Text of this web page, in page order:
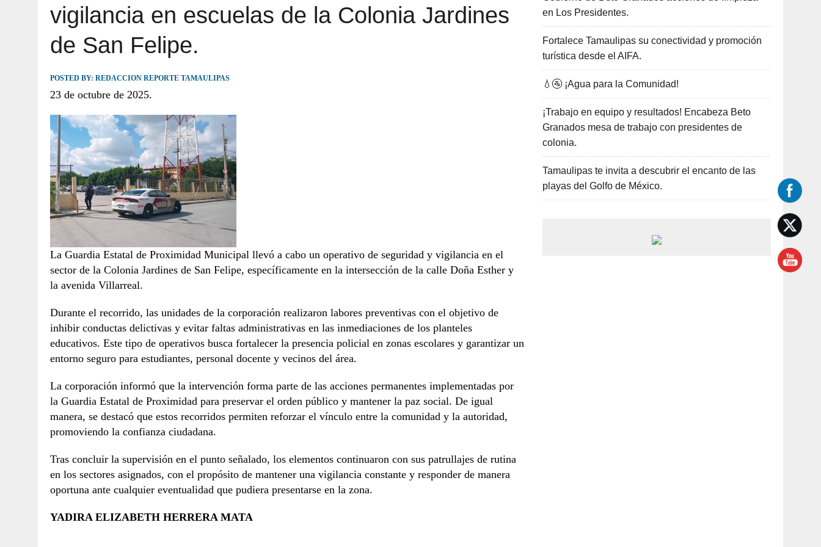
JULIO 30, 2026 | TAMAULIPAS TE INVITA A DESCUBRIR EL ENCANTO DE LAS PLAYAS DEL GOLFO DE MÉXICO.
vigilancia en escuelas de la Colonia Jardines
de San Felipe.
POSTED BY: REDACCION REPORTE TAMAULIPAS
23 de octubre de 2025.
La Guardia Estatal de Proximidad Municipal llevó a cabo un operativo de seguridad y vigilancia en el
sector de la Colonia Jardines de San Felipe, específicamente en la intersección de la calle Doña Esther y
la avenida Villarreal.
Durante el recorrido, las unidades de la corporación realizaron labores preventivas con el objetivo de
inhibir conductas delictivas y evitar faltas administrativas en las inmediaciones de los planteles
educativos. Este tipo de operativos busca fortalecer la presencia policial en zonas escolares y garantizar un
entorno seguro para estudiantes, personal docente y vecinos del área.
La corporación informó que la intervención forma parte de las acciones permanentes implementadas por
la Guardia Estatal de Proximidad para preservar el orden público y mantener la paz social. De igual
manera, se destacó que estos recorridos permiten reforzar el vínculo entre la comunidad y la autoridad,
promoviendo la confianza ciudadana.
Tras concluir la supervisión en el punto señalado, los elementos continuaron con sus patrullajes de rutina
en los sectores asignados, con el propósito de mantener una vigilancia constante y responder de manera
oportuna ante cualquier eventualidad que pudiera presentarse en la zona.
YADIRA ELIZABETH HERRERA MATA
en Los Presidentes.
Fortalece Tamaulipas su conectividad y promoción
turística desde el AIFA.
💧🚰 ¡Agua para la Comunidad!
¡Trabajo en equipo y resultados! Encabeza Beto
Granados mesa de trabajo con presidentes de
colonia.
Tamaulipas te invita a descubrir el encanto de las
playas del Golfo de México.